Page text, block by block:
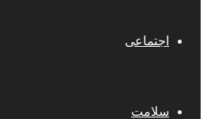
اجتماعی
سلامت